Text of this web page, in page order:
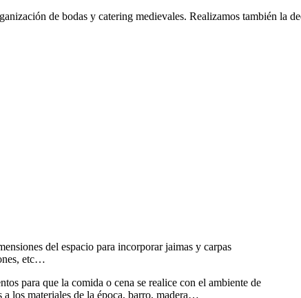
de bodas y catering medievales. Realizamos también la
del espacio para incorporar jaimas y carpas
etc…
para que la comida o cena se realice con el ambiente de
a los materiales de la época, barro, madera…